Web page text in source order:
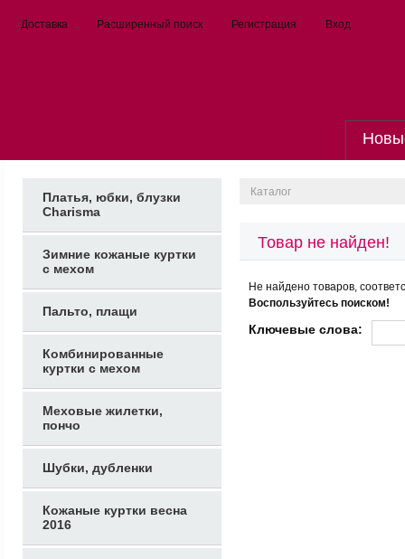
Доставка Расширенный поиск Регистрация Вход
Каталог
Товар не найден!
Не найдено товаров,
Воспользуйтесь поиском!
Ключевые слова:
Платья, юбки, блузки
Charisma
Зимние кожаные куртки
с мехом
Пальто, плащи
Комбинированные
куртки с мехом
Меховые жилетки,
пончо
Шубки, дубленки
Кожаные куртки весна
2016